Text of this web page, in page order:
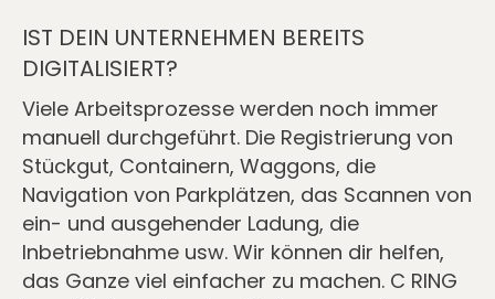
IST DEIN UNTERNEHMEN BEREITS
DIGITALISIERT?
Viele Arbeitsprozesse werden noch immer
manuell durchgeführt. Die Registrierung von
Stückgut, Containern, Waggons, die
Navigation von Parkplätzen, das Scannen von
ein- und ausgehender Ladung, die
Inbetriebnahme usw. Wir können dir helfen,
das Ganze viel einfacher zu machen. C RING